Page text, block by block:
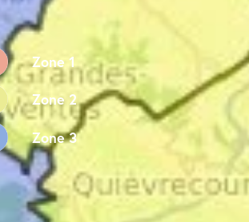
Zone 1
Zone 2
Zone 3